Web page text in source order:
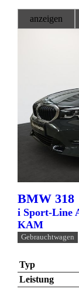
anzeigen
BMW 318
i Sport-Line
KAM
Gebrauchtwagen
Typ
Leistung